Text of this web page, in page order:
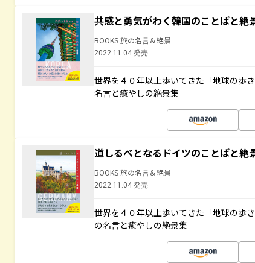
共感と勇気がわく韓国のことばと絶
BOOKS 旅の名言＆絶景
2022.11.04 発売
世界を４０年以上歩いてきた「地球の歩
名言と癒やしの絶景集
道しるべとなるドイツのことばと絶
BOOKS 旅の名言＆絶景
2022.11.04 発売
世界を４０年以上歩いてきた「地球の歩
の名言と癒やしの絶景集